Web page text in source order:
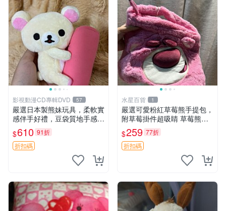
影視動漫CD專輯DVD 57
嚴選日本製熊妹玩具，柔軟實
感伴手好禮，豆袋質地手感
佳，抱枕小熊 recom 推薦 白
色豆袋 玩具
$610 91折
折扣碼
水星百貨 1
嚴選可愛粉紅草莓熊手提包，
附草莓掛件超吸睛 草莓熊手
提包 草莓掛件 可愛portunes
e
$259 77折
折扣碼